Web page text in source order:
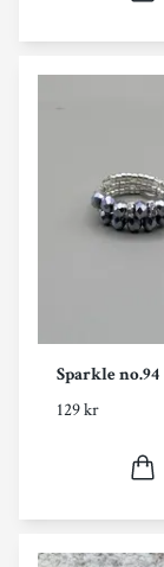
Sparkle no.94
129 kr